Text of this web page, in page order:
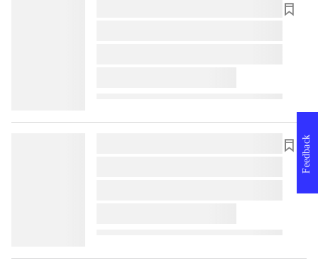
lorem ipsum dolor sit amet ...
lorem ipsum dolor sit amet ...
lorem ipsum dolor sit amet ...
lorem ipsum dolor sit amet ...
Feedback